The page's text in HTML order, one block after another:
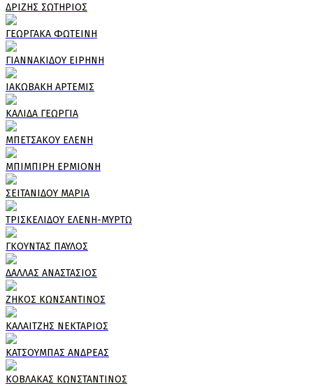
ΔΡΙΖΗΣ ΣΩΤΗΡΙΟΣ
ΓΕΩΡΓΑΚΑ ΦΩΤΕΙΝΗ
ΓΙΑΝΝΑΚΙΔΟΥ ΕΙΡΗΝΗ
ΙΑΚΩΒΑΚΗ ΑΡΤΕΜΙΣ
ΚΑΛΙΔΑ ΓΕΩΡΓΙΑ
ΜΠΕΤΣΑΚΟΥ ΕΛΕΝΗ
ΜΠΙΜΠΙΡΗ ΕΡΜΙΟΝΗ
ΣΕΙΤΑΝΙΔΟΥ ΜΑΡΙΑ
ΤΡΙΣΚΕΛΙΔΟΥ ΕΛΕΝΗ-ΜΥΡΤΩ
ΓΚΟΥΝΤΑΣ ΠΑΥΛΟΣ
ΔΑΛΛΑΣ ΑΝΑΣΤΑΣΙΟΣ
ΖΗΚΟΣ ΚΩΝΣΑΝΤΙΝΟΣ
ΚΑΛΑΙΤΖΗΣ ΝΕΚΤΑΡΙΟΣ
ΚΑΤΣΟΥΜΠΑΣ ΑΝΔΡΕΑΣ
ΚΟΒΛΑΚΑΣ ΚΩΝΣΤΑΝΤΙΝΟΣ